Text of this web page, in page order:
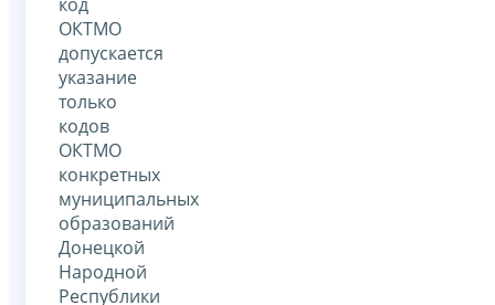
ОКТМО
допускается
указание
только
кодов
ОКТМО
конкретных
муниципальных
образований
Донецкой
Народной
Республики